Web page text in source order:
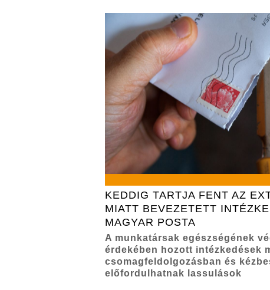
KEDDIG TARTJA FENT AZ
MIATT BEVEZETETT
MAGYAR POSTA
A munkatársak egészségének
érdekében hozott intézkedések
csomagfeldolgozásban és
előfordulhatnak lassulások